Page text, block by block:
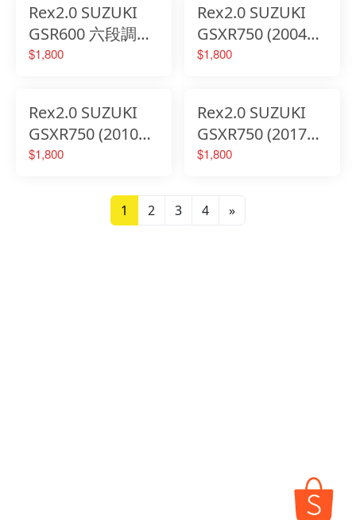
Rex2.0 SUZUKI
GSR600 六段調整
省力煞車離合器拉
$1,800
Rex2.0 SUZUKI
GSXR750 (2004年
式) 六段調整省力
$1,800
Rex2.0 SUZUKI
GSXR750 (2010年
式) 六段調整省力
$1,800
Rex2.0 SUZUKI
GSXR750 (2017年
式) 六段調整省力
$1,800
1 2 3 4 »